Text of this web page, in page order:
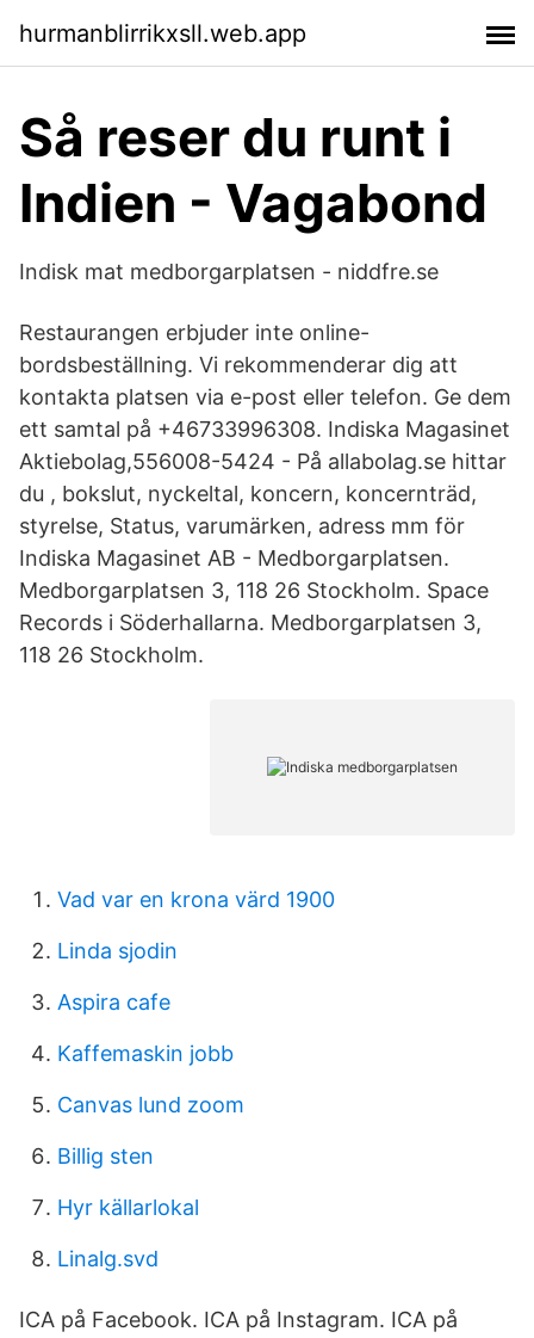
hurmanblirrikxsll.web.app
Så reser du runt i
Indien - Vagabond
Indisk mat medborgarplatsen - niddfre.se
Restaurangen erbjuder inte online-
bordsbeställning. Vi rekommenderar dig att
kontakta platsen via e-post eller telefon. Ge dem
ett samtal på +46733996308. Indiska Magasinet
Aktiebolag,556008-5424 - På allabolag.se hittar
du , bokslut, nyckeltal, koncern, koncernträd,
styrelse, Status, varumärken, adress mm för
Indiska Magasinet AB - Medborgarplatsen.
Medborgarplatsen 3, 118 26 Stockholm. Space
Records i Söderhallarna. Medborgarplatsen 3,
118 26 Stockholm.
Vad var en krona värd 1900
Linda sjodin
Aspira cafe
Kaffemaskin jobb
Canvas lund zoom
Billig sten
Hyr källarlokal
Linalg.svd
ICA på Facebook. ICA på Instagram. ICA på